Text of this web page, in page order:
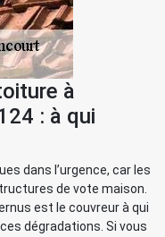
à
: à qui
dans l’urgence, car les
de vote maison.
est le couvreur à qui
dégradations. Si vous